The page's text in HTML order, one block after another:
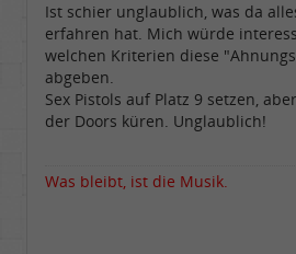
Dabei seit:
04 / 2006
Ist schier unglaublich, was da
erfahren hat. Mich würde
welchen Kriterien diese
abgeben.
Sex Pistols auf Platz 9 setzen,
der Doors küren. Unglaublich!
Was bleibt, ist die Musik.